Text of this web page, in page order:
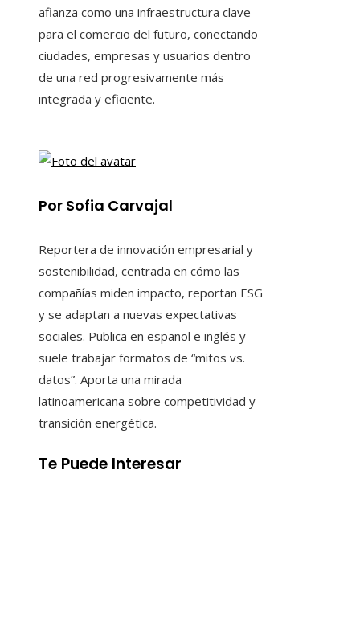
afianza como una infraestructura clave
para el comercio del futuro, conectando
ciudades, empresas y usuarios dentro
de una red progresivamente más
integrada y eficiente.
Por Sofia Carvajal
Reportera de innovación empresarial y
sostenibilidad, centrada en cómo las
compañías miden impacto, reportan ESG
y se adaptan a nuevas expectativas
sociales. Publica en español e inglés y
suele trabajar formatos de “mitos vs.
datos”. Aporta una mirada
latinoamericana sobre competitividad y
transición energética.
Te Puede Interesar